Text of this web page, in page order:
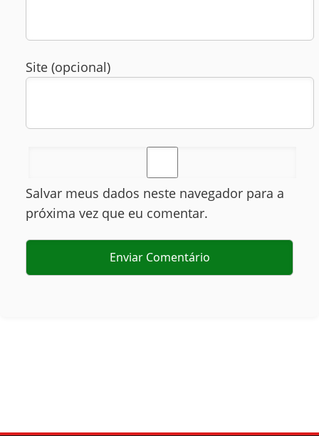
Site (opcional)
Salvar meus dados neste navegador para a
próxima vez que eu comentar.